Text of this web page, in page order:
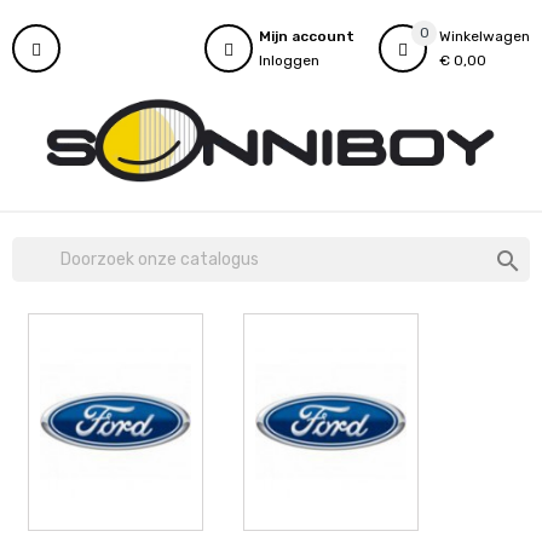
0
Winkelwagen
€ 0,00
Mijn account
Inloggen
